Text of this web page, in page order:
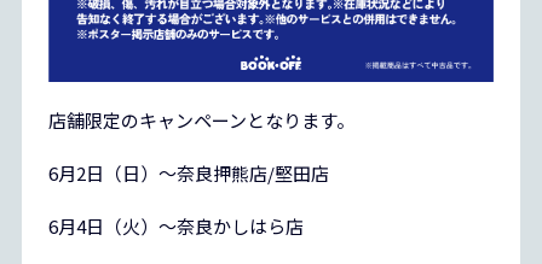
店舗限定のキャンペーンとなります。
6月2日（日）～奈良押熊店/堅田店
6月4日（火）～奈良かしはら店